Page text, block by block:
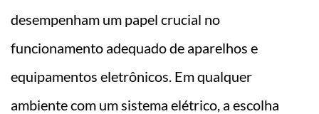
desempenham um papel crucial no
funcionamento adequado de aparelhos e
equipamentos eletrônicos. Em qualquer
ambiente com um sistema elétrico, a escolha